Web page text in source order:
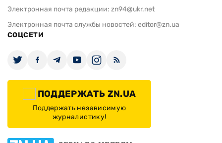
Электронная почта редакции: zn94@ukr.net
Электронная почта службы новостей: editor@zn.ua
СОЦСЕТИ
ПОДДЕРЖАТЬ ZN.UA
Поддержать независимую
журналистику!